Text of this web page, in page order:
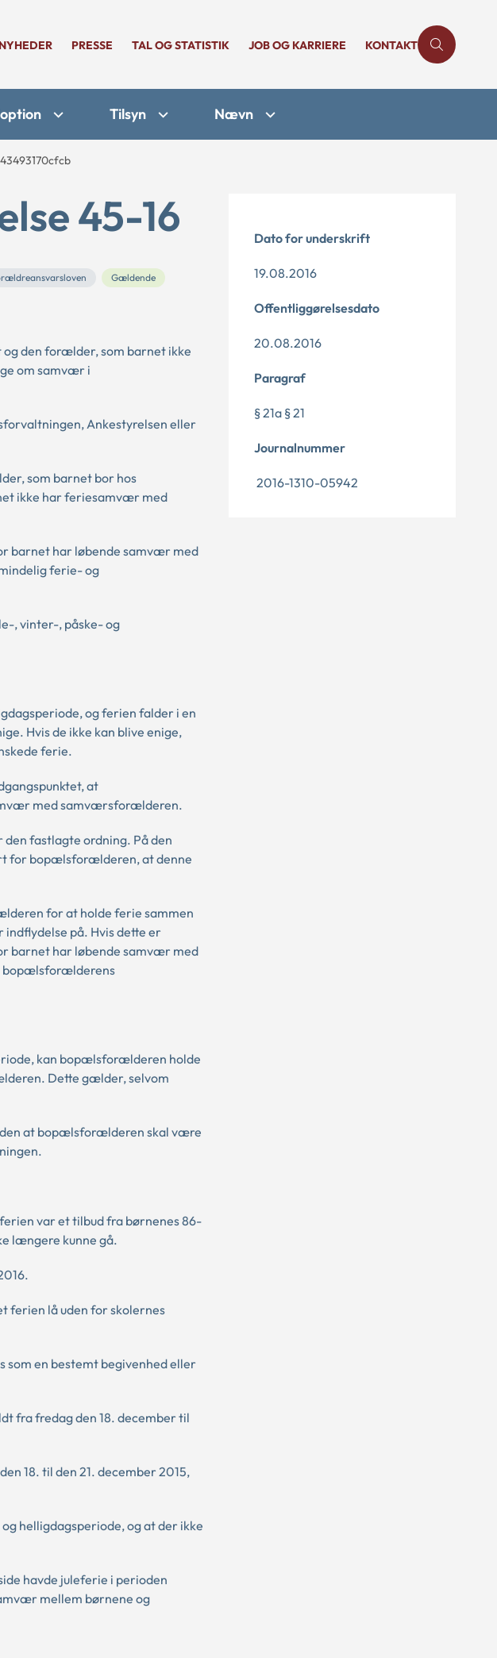
NYHEDER PRESSE TAL OG STATISTIK JOB OG KARRIERE KONTAKT
Tilsyn Nævn
45-16
Gældende
den forælder, som barnet ikke
om samvær i
Ankestyrelsen eller
som barnet bor hos
ikke har feriesamvær med
barnet har løbende samvær med
ferie- og
, vinter-, påske- og
og ferien falder i en
Hvis de ikke kan blive enige,
ferie.
at
med samværsforælderen.
fastlagte ordning. På den
for bopælsforælderen, at denne
for at holde ferie sammen
på. Hvis dette er
barnet har løbende samvær med
bopælsforælderens
kan bopælsforælderen holde
Dette gælder, selvom
at bopælsforælderen skal være
var et tilbud fra børnenes 86-
længere kunne gå.
ferien lå uden for skolernes
en bestemt begivenhed eller
fra fredag den 18. december til
18. til den 21. december 2015,
helligdagsperiode, og at der ikke
havde juleferie i perioden
mellem børnene og
Dato for underskrift
19.08.2016
Offentliggørelsesdato
20.08.2016
Paragraf
§ 21a § 21
Journalnummer
2016-1310-05942